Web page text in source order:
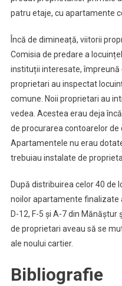
patru etaje, cu apartamente
Încă de dimineață, viitorii
Comisia de predare a
instituții interesate,
proprietari au inspectat
comune. Noii proprietari au
vedea. Acestea erau deja
de procurarea contoarelor
Apartamentele nu erau
trebuiau instalate de
După distribuirea celor 40 de
noilor apartamente finalizate
D-12, F-5 și A-7 din
de proprietari aveau să se
ale noului cartier.
Bibliografie